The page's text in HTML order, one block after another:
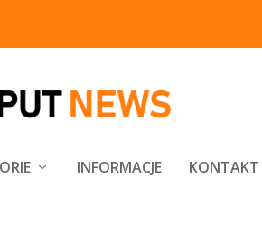
INFORMACJE KONTAKT